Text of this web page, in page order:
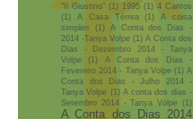
"Il Giustino" (1) 1995 (1) 4 Cantos
(1)
A Casa Térrea (1)
A coisa
simples
(1)
A Conta dos Dias -
2014 -Tanya Volpe (1) A Conta dos
Dias - Dezembro 2014 - Tanya
Volpe
(1)
A Conta dos Dias -
Fevereiro 2014 - Tanya Volpe (1) A
Conta dos Dias - Julho 2014 -
Tanya Volpe (1) A conta dos dias -
Setembro 2014 - Tanya Volpe (1)
A Conta dos Dias 2014